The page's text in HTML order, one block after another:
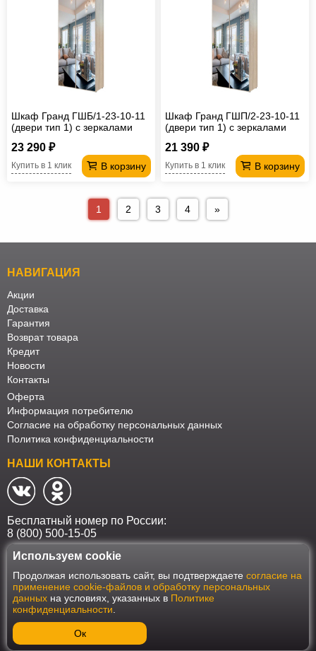
Шкаф Гранд ГШБ/1-23-10-11
(двери тип 1) с зеркалами
23 290 ₽
В корзину
Купить в 1 клик
Шкаф Гранд ГШП/2-23-10-11
(двери тип 1) с зеркалами
21 390 ₽
В корзину
Купить в 1 клик
1 2 3 4 »
НАВИГАЦИЯ
Акции
Доставка
Гарантия
Возврат товара
Кредит
Новости
Контакты
Оферта
Информация потребителю
Согласие на обработку персональных данных
Политика конфиденциальности
НАШИ КОНТАКТЫ
Бесплатный номер по России:
8 (800) 500-15-05
Наш интернет-магазин работает в соответствии с требованиями
Федерального закона от 27 июля 2006 года №152-ФЗ "О персональных
данных". Оформить заказ на сайте Мебеласка возможно только при
наличии согласия на обработку Ваших персональных данных. Для
улучшения работы сайта и его взаимодействия с пользователями мы
используем файлы cookie. Продолжая пользоваться сайтом, вы
соглашаетесь с использованием cookie.
Используем cookie
Продолжая использовать сайт, вы подтверждаете согласие на
применение cookie-файлов и обработку персональных
данных на условиях, указанных в Политике
конфиденциальности
Ок